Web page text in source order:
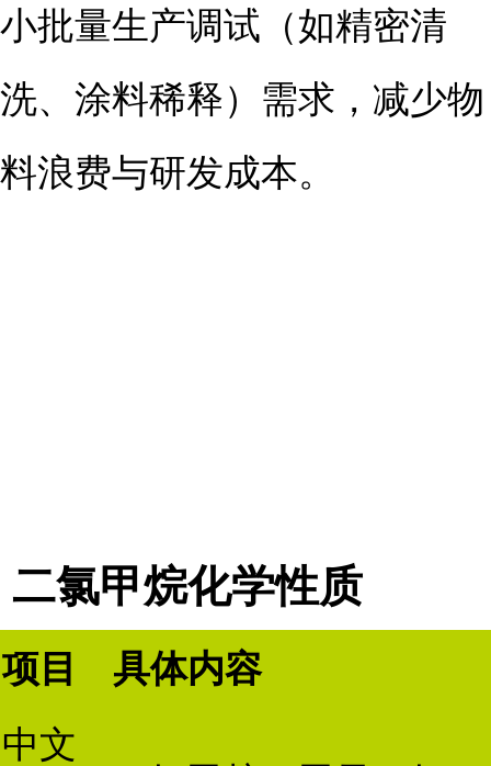
小批量生产调试（如精密清
洗、涂料稀释）需求，减少物
料浪费与研发成本。
二氯甲烷化学性质
项目
具体内容
中文